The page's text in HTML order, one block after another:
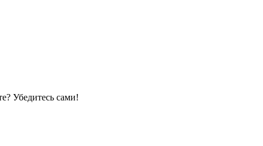
Убедитесь сами!